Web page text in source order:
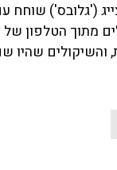
בפרשת תיק 4000. אבישי גרינצייג
הטלפון של
שהיו